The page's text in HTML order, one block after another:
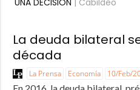
La deuda bilateral
década
La Prensa Economía 10/Feb/
En 2016, la deuda bilateral,